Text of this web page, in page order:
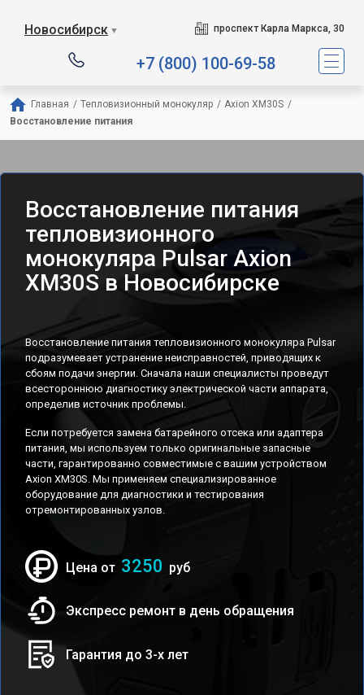
Новосибирск ▼ проспект Карла Маркса, 30
+7 (800) 100-69-58
Главная / Тепловизионный монокуляр / Axion XM30S /
Восстановление питания
Восстановление питания
тепловизионного
монокуляра Pulsar Axion
XM30S в Новосибирске
Восстановление питания тепловизионного монокуляра Pulsar
подразумевает устранение неисправностей, приводящих к
сбоям подачи энергии. Сначала наши специалисты проведут
всестороннюю диагностику электрической части аппарата,
определив источник проблемы.
Если потребуется замена батарейного отсека или адаптера
питания, мы используем только оригинальные запасные
части, гарантированно совместимые с вашим устройством
Axion XM30S. Мы применяем специализированное
оборудование для диагностики и тестирования
отремонтированных узлов.
Цена от 3250 руб
Экспресс ремонт в день обращения
Гарантия до 3-х лет